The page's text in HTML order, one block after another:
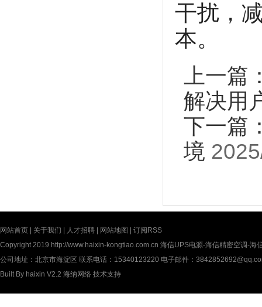
干扰，
本。
上一篇
解决用
下一篇
境
网站首页 关于我们 人才招聘 网站地图
订阅RSS
Copyright 2019 http://www.haixin-kongtiao.com.cn 海信UPS电源-海信精密空调-海
公司地址：北京市海淀区 联系电话：15340123220 电子邮件：
Built By haixin V2.2 海纳网络 技术支持